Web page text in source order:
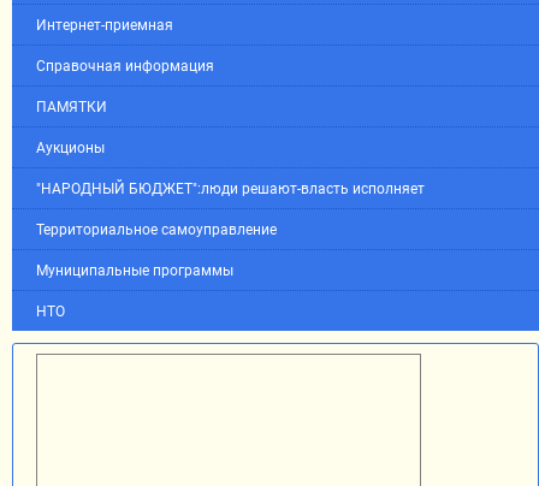
Интернет-приемная
Справочная информация
ПАМЯТКИ
Аукционы
"НАРОДНЫЙ БЮДЖЕТ":люди решают-власть исполняет
Территориальное самоуправление
Муниципальные программы
НТО